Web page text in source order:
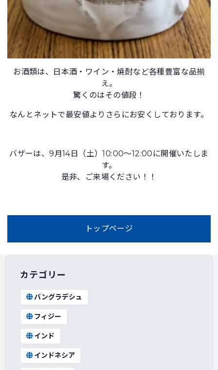
お酒類は、日本酒・ワイン・焼酎など各種豊富な品揃
え。
驚くのはその値段！
なんとネットで最安値よりさらにお安くしております。
バザーは、9月14日（土）10:00～12:00に開催いたしま
す。
是非、ご来場ください！！
トップページ
カテゴリー
バングラデシュ
フィジー
インド
インドネシア